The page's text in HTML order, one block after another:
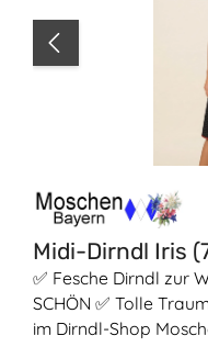
Midi-Dirndl Iris
✅ Fesche Dirndl zur
SCHÖN ✅ Tolle
im Dirndl-Shop